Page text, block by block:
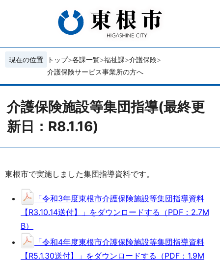
現在の位置 トップ 各課一覧 福祉課 介護保険
介護保険サービス事業所の方へ
介護保険施設等集団指導(最終更
新日：R8.1.16)
東根市で実施しました集団指導資料です。
「令和3年度東根市介護保険施設等集団指導資料
【R3.10.14送付】」をダウンロードする（PDF：2.7M
B）
「令和4年度東根市介護保険施設等集団指導資料
【R5.1.30送付】」をダウンロードする（PDF：1.9M